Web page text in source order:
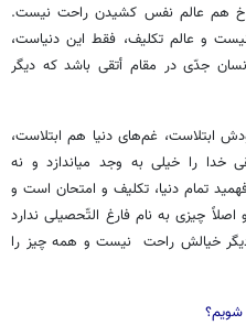
هم عالم نفس کشیدن راحت نیست.
و عالم تکلیف، فقط این دنیاست،
جدّی در مقام أتقی باشد که دیگر
ابتلاست، غم‌های دنیا هم ابتلاست،
خدا را خیلی به وجد می­اندازد و نه
تمام دنیا، تکلیف و امتحان است و
چیزی به نام فارغ التّحصیلی ندارد
دیگر خیالش راحت نیست و همه چیز را
شویم؟